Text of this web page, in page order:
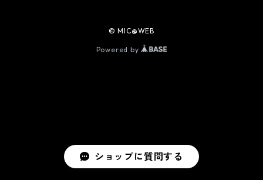
© MIC@WEB
Powered by
ショップに質問する